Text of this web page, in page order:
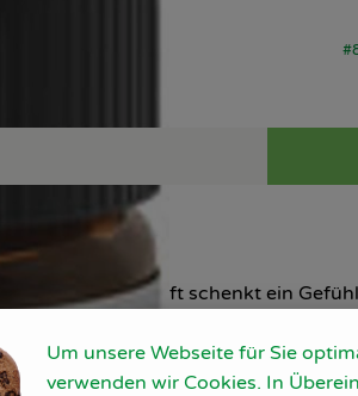
warme Duft schenkt ein
Um unsere Webseite für Sie
verwenden wir Cookies. In